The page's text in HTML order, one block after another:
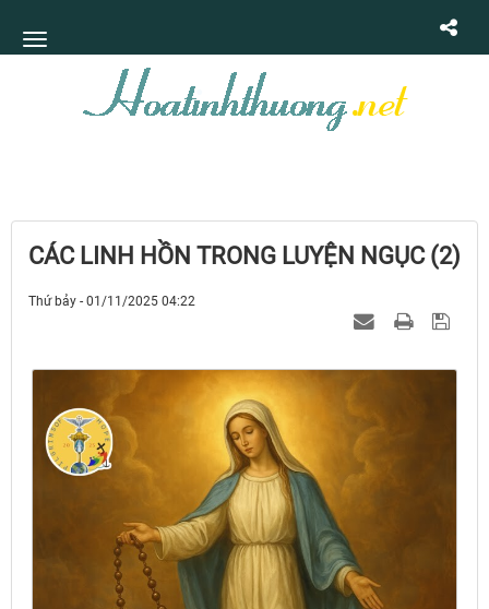
CÁC LINH HỒN TRONG LUYỆN NGỤC (2)
Thứ bảy - 01/11/2025 04:22